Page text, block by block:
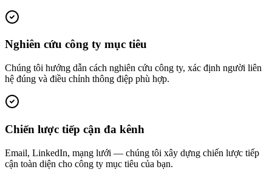
Nghiên cứu công ty mục tiêu
Chúng tôi hướng dẫn cách nghiên cứu công ty, xác định người liên
hệ đúng và điều chỉnh thông điệp phù hợp.
Chiến lược tiếp cận đa kênh
Email, LinkedIn, mạng lưới — chúng tôi xây dựng chiến lược tiếp
cận toàn diện cho công ty mục tiêu của bạn.